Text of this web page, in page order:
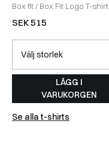
Box fit/ Box Fit Logo T-shirt
WHITE
SEK 515
LÄGG I
VARUKORGEN
Se alla t-shirts